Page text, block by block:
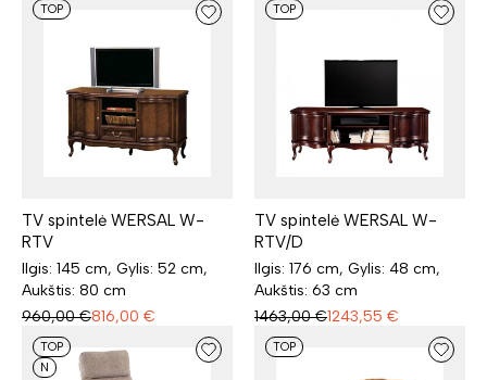
TOP
TV spintelė WERSAL W-
RTV
Ilgis: 145 cm, Gylis: 52 cm,
Aukštis: 80 cm
960,00 €816,00 €
TOP
TV spintelė WERSAL W-
RTV/D
Ilgis: 176 cm, Gylis: 48 cm,
Aukštis: 63 cm
1463,00 €1243,55 €
TOP
N
TOP